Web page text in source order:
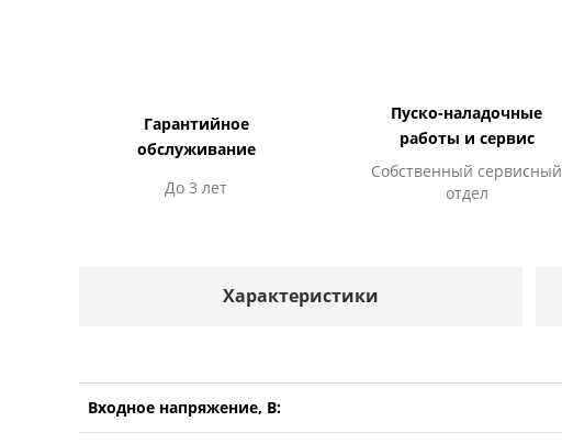
Гарантийное
обслуживание
До 3 лет
Пуско-наладочные
работы и сервис
Собственный сервисный
отдел
Характеристики
Входное напряжение, В: